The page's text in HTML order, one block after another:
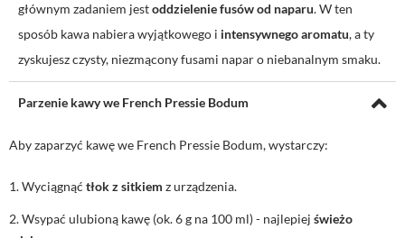
głównym zadaniem jestoddzielenie fusów od naparu. W ten
sposób kawa nabiera wyjątkowego i intensywnego aromatu, a ty
zyskujesz czysty, niezmącony fusami napar o niebanalnym smaku.
Parzenie kawy we French Pressie Bodum
Aby zaparzyć kawę we French Pressie Bodum, wystarczy:
Wyciągnąć tłok z sitkiem z urządzenia.
Wsypać ulubioną kawę (ok. 6 g na 100 ml) - najlepiej świeżo